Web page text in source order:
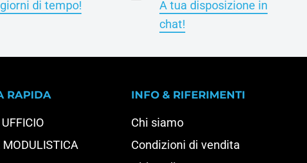
di tempo!
A tua disposizione in
chat!
RAPIDA
MODULISTICA
INFO & RIFERIMENTI
Chi siamo
Condizioni di vendita